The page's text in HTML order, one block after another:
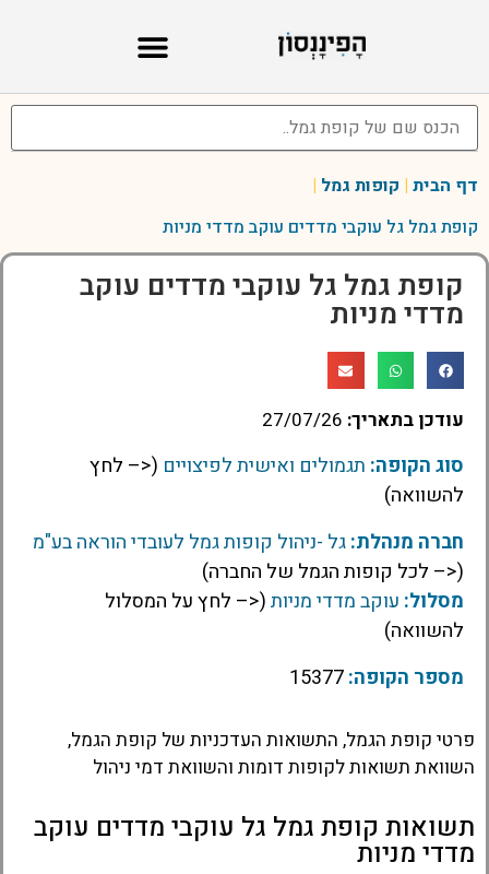
דף הבית | קופות גמל |
קופת גמל גל עוקבי מדדים עוקב מדדי מניות
קופת גמל גל עוקבי מדדים עוקב
מדדי מניות
עודכן בתאריך: 27/07/26
סוג הקופה: תגמולים ואישית לפיצויים (<– לחץ
להשוואה)
חברה מנהלת:גל -ניהול קופות גמל לעובדי הוראה בע"מ
(<– לכל קופות הגמל של החברה)
מסלול: עוקב מדדי מניות(<– לחץ על המסלול
להשוואה)
מספר הקופה:
פרטי קופת הגמל, התשואות העדכניות של קופת הגמל,
השוואת תשואות לקופות דומות והשוואת דמי ניהול
תשואות קופת גמל גל עוקבי מדדים עוקב
מדדי מניות